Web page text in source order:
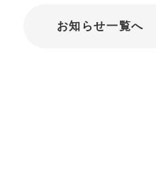
お知らせ一覧へ